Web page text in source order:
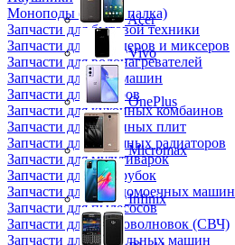
Моноподы (Селфи палка)
Запчасти для бытовой техники
Запчасти для блендеров и миксеров
Запчасти для водонагревателей
Запчасти для кофемашин
Запчасти для кулеров
Запчасти для кухонных комбаинов
Запчасти для кухонных плит
Запчасти для масляных радиаторов
Запчасти для мультиварок
Запчасти для мясорубок
Запчасти для посудомоечных машин
Запчасти для пылесосов
Запчасти для микроволновок (СВЧ)
Запчасти для стиральных машин
Acer
Vivo
OnePlus
Micromax
Infinix